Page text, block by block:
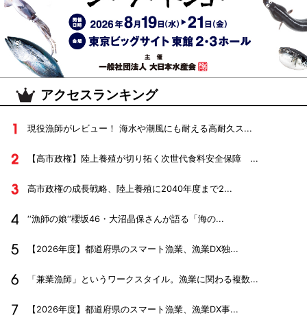
アクセスランキング
現役漁師がレビュー！ 海水や潮風にも耐える高耐久ス...
【高市政権】陸上養殖が切り拓く次世代食料安全保障 ...
高市政権の成長戦略、陸上養殖に2040年度まで2...
‘‘漁師の娘‘‘櫻坂46・大沼晶保さんが語る「海の...
【2026年度】都道府県のスマート漁業、漁業DX独...
「兼業漁師」というワークスタイル。漁業に関わる複数...
【2026年度】都道府県のスマート漁業、漁業DX事...